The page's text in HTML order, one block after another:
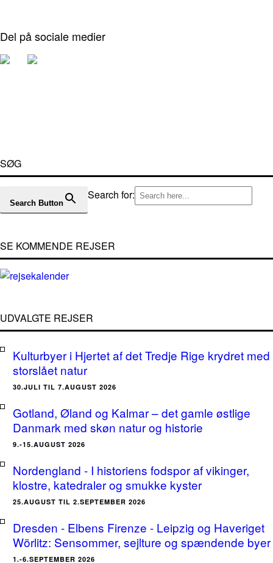
Del på sociale medier
SØG
Search for:
Search Button
SE KOMMENDE REJSER
UDVALGTE REJSER
Kulturbyer i Hjertet af det Tredje Rige krydret med
storslået natur
30.JULI TIL 7.AUGUST 2026
Gotland, Øland og Kalmar – det gamle østlige
Danmark med skøn natur og historie
9.-15.AUGUST 2026
Nordengland - I historiens fodspor af vikinger,
klostre, katedraler og smukke kyster
25.AUGUST TIL 2.SEPTEMBER 2026
Dresden - Elbens Firenze - Leipzig og Haveriget
Wörlitz: Sensommer, sejlture og spændende byer
1.-6.SEPTEMBER 2026